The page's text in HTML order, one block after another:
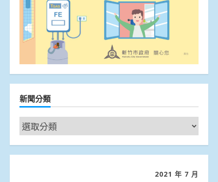
新聞分類
新
聞
分
2021 年 7 月